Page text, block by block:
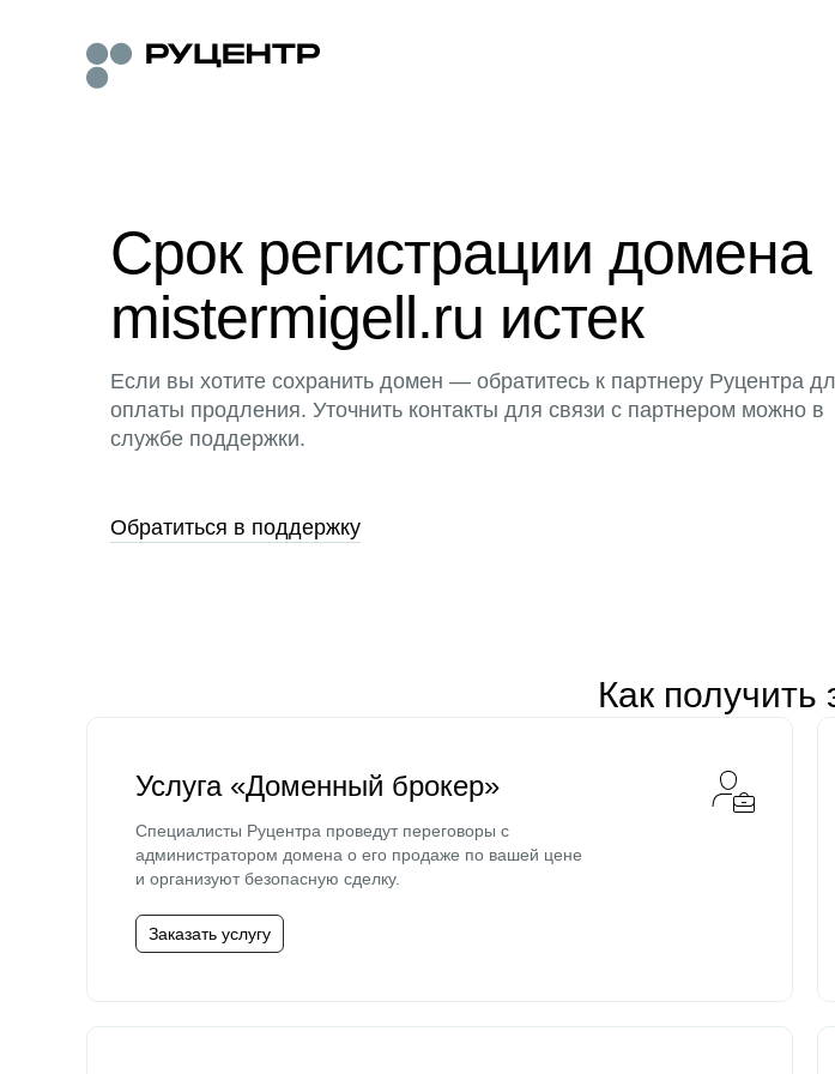
Срок регистрации домена
mistermigell.ru истек
Если вы хотите сохранить домен — обратитесь к партнеру Руцентра
оплаты продления. Уточнить контакты для связи с партнером можно в
службе поддержки.
Обратиться в поддержку
Как получить
Услуга «Доменный брокер»
Специалисты Руцентра проведут переговоры с
администратором домена о его продаже по вашей цене
и организуют безопасную сделку.
Заказать услугу